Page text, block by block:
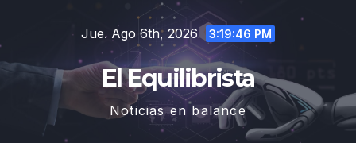
contenido
Jue. Ago 6th, 2026 3:19:47 PM
El Equilibrista
Noticias en balance